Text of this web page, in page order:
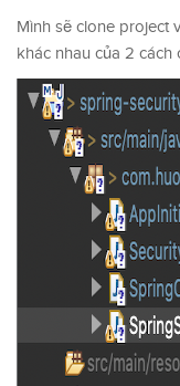
Mình sẽ clone project
khác nhau của 2 cách